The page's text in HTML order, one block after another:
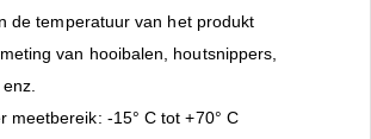
de temperatuur van het produkt
van hooibalen, houtsnippers,
meetbereik: -15° C tot +70° C